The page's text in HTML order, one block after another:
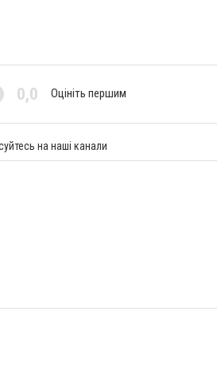
0,0 Оцініть першим
на наші канали